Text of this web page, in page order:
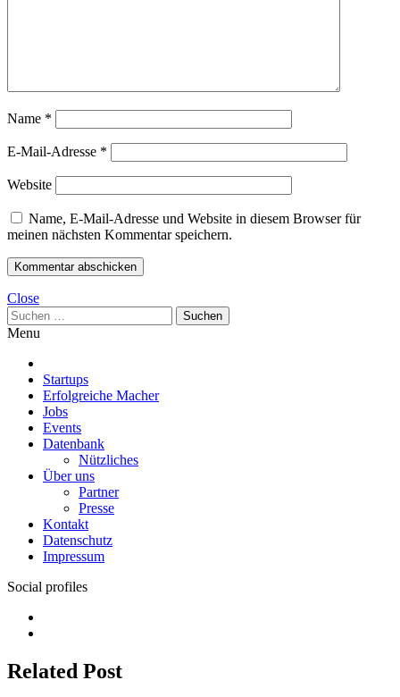
Name *
E-Mail-Adresse *
Website
Name, E-Mail-Adresse und Website in diesem Browser für
meinen nächsten Kommentar speichern.
Close
Suchen
nach:
Menu
Startups
Erfolgreiche Macher
Jobs
Events
Datenbank
Nützliches
Über uns
Partner
Presse
Kontakt
Datenschutz
Impressum
Social profiles
Related Post